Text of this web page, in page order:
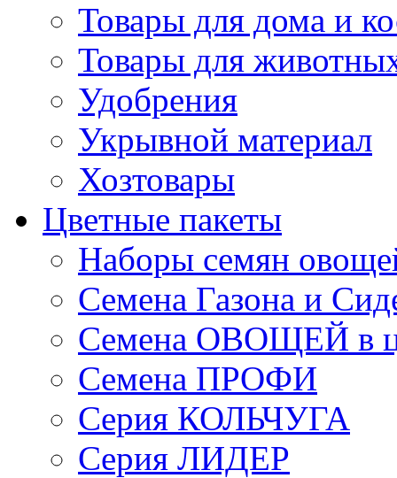
Товары для дома и
Товары для
Удобрения
Укрывной материал
Хозтовары
Цветные пакеты
Наборы семян
Семена Газона и
Семена ОВОЩЕЙ в
Семена ПРОФИ
Серия КОЛЬЧУГА
Серия ЛИДЕР